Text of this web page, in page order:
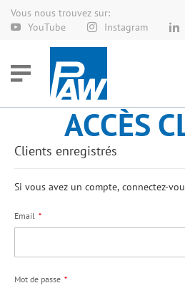
Vous nous trouvez sur:
YouTube
Instagram
Allez
ACCÈS
Clients enregistrés
Si vous avez un compte, connectez-
Email
Mot de passe